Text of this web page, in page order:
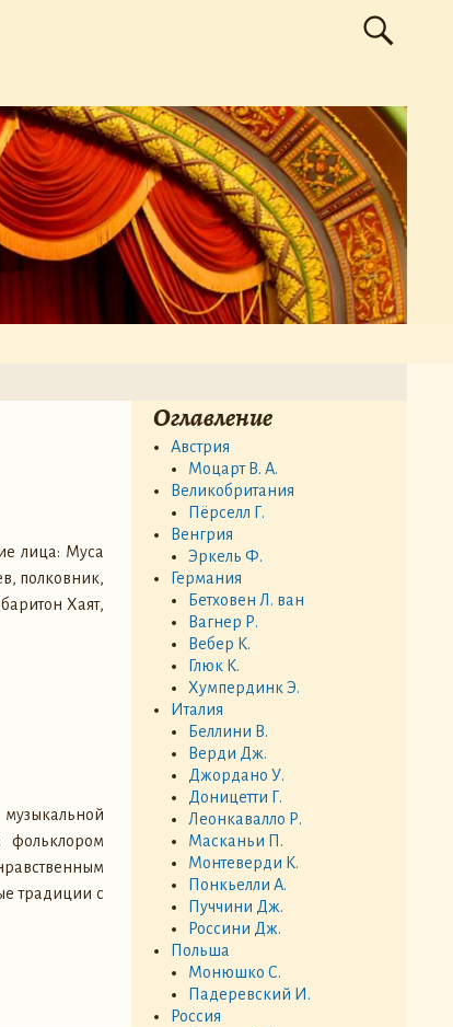
лица: Муса
полковник,
Хаят,
фольклором
традиции с
Оглавление
Австрия
Моцарт В. А.
Великобритания
Пёрселл Г.
Венгрия
Эркель Ф.
Германия
Бетховен Л. ван
Вагнер Р.
Вебер К.
Глюк К.
Хумпердинк Э.
Италия
Беллини В.
Верди Дж.
Джордано У.
Доницетти Г.
Леонкавалло Р.
Масканьи П.
Монтеверди К.
Понкьелли А.
Пуччини Дж.
Россини Дж.
Польша
Монюшко С.
Падеревский И.
Россия